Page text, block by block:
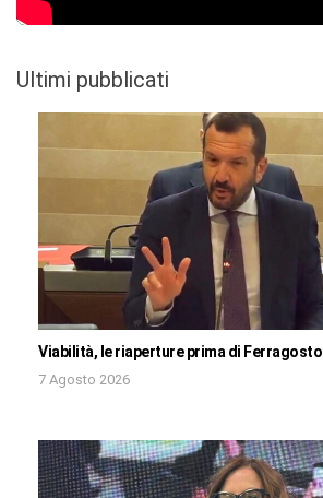
Ultimi pubblicati
Viabilità, le riaperture prima di Ferragosto
7 Agosto 2026